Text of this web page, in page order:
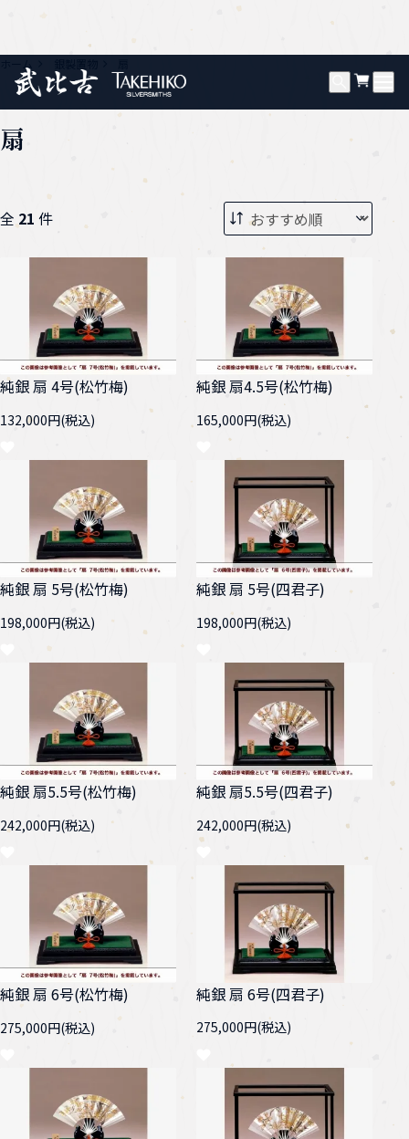
扇
全 21 件
純銀 扇 4号(松竹梅)
132,000円(税込)
純銀 扇4.5号(松竹梅)
165,000円(税込)
純銀 扇 5号(松竹梅)
198,000円(税込)
純銀 扇 5号(四君子)
198,000円(税込)
純銀 扇5.5号(松竹梅)
242,000円(税込)
純銀 扇5.5号(四君子)
242,000円(税込)
純銀 扇 6号(松竹梅)
275,000円(税込)
純銀 扇 6号(四君子)
275,000円(税込)